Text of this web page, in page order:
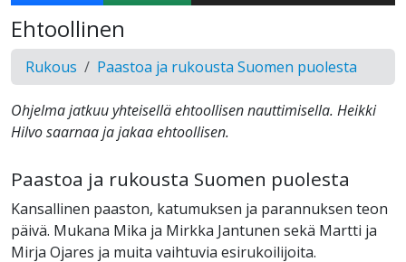
Ehtoollinen
Rukous Paastoa ja rukousta Suomen puolesta
Ohjelma jatkuu yhteisellä ehtoollisen nauttimisella. Heikki
Hilvo saarnaa ja jakaa ehtoollisen.
Paastoa ja rukousta Suomen puolesta
Kansallinen paaston, katumuksen ja parannuksen teon
päivä. Mukana Mika ja Mirkka Jantunen sekä Martti ja
Mirja Ojares ja muita vaihtuvia esirukoilijoita.